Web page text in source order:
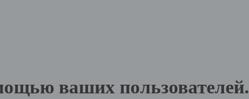
ваших пользователей.